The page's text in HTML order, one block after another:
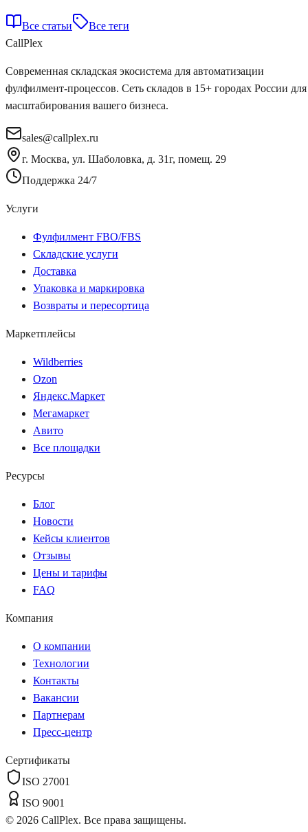
Все статьи
Все теги
CallPlex
Современная складская экосистема для автоматизации
фулфилмент-процессов. Сеть складов в 15+ городах России для
масштабирования вашего бизнеса.
sales@callplex.ru
г. Москва, ул. Шаболовка, д. 31г, помещ. 29
Поддержка 24/7
Услуги
Фулфилмент FBO/FBS
Складские услуги
Доставка
Упаковка и маркировка
Возвраты и пересортица
Маркетплейсы
Wildberries
Ozon
Яндекс.Маркет
Мегамаркет
Авито
Все площадки
Ресурсы
Блог
Новости
Кейсы клиентов
Отзывы
Цены и тарифы
FAQ
Компания
О компании
Технологии
Контакты
Вакансии
Партнерам
Пресс-центр
Сертификаты
ISO 27001
ISO 9001
© 2026 CallPlex. Все права защищены.